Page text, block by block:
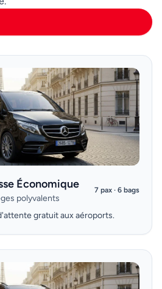
Économique
polyvalents
7 pax · 6 bags
gratuit aux aéroports.